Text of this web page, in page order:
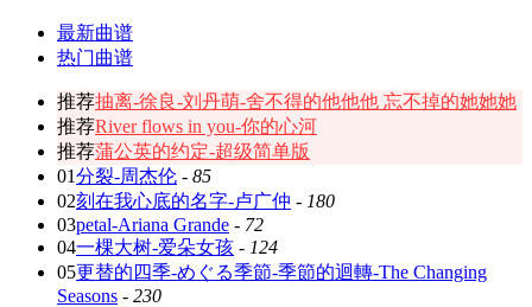
最新曲谱
热门曲谱
推荐抽离-徐良-刘丹萌-舍不得的他他他 忘不掉的她她她
推荐River flows in you-你的心河
推荐蒲公英的约定-超级简单版
01分裂-周杰伦 - 85
02刻在我心底的名字-卢广仲 - 180
03petal-Ariana Grande - 72
04一棵大树-爱朵女孩 - 124
05更替的四季-めぐる季節-季節的迴轉-The Changing
Seasons - 230